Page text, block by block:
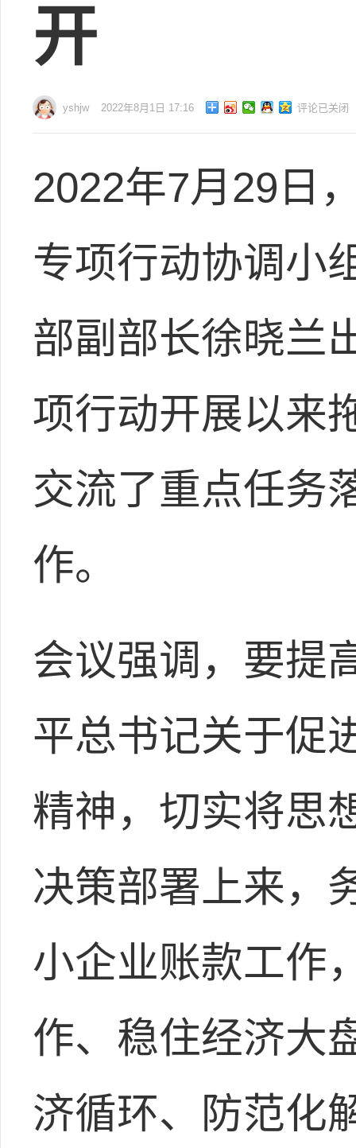
开
yshjw 2022年8月1日 17:16 评论已关闭
2022年7月29日
专项行动协调小
部副部长徐晓兰
项行动开展以来
交流了重点任务
作。
会议强调，要提
平总书记关于促
精神，切实将思
决策部署上来，
小企业账款工作
作、稳住经济大
济循环、防范化